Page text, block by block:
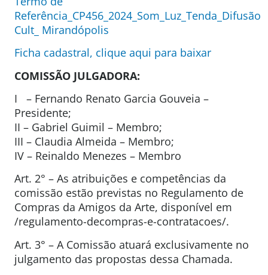
Referência_CP456_2024_Som_Luz_Tenda_Difusão
Cult_ Mirandópolis
Ficha cadastral, clique aqui para baixar
COMISSÃO JULGADORA:
I – Fernando Renato Garcia Gouveia –
Presidente;
II – Gabriel Guimil – Membro;
III – Claudia Almeida – Membro;
IV – Reinaldo Menezes – Membro
Art. 2° – As atribuições e competências da
comissão estão previstas no Regulamento de
Compras da Amigos da Arte, disponível em
/regulamento-decompras-e-contratacoes/.
Art. 3° – A Comissão atuará exclusivamente no
julgamento das propostas dessa Chamada.